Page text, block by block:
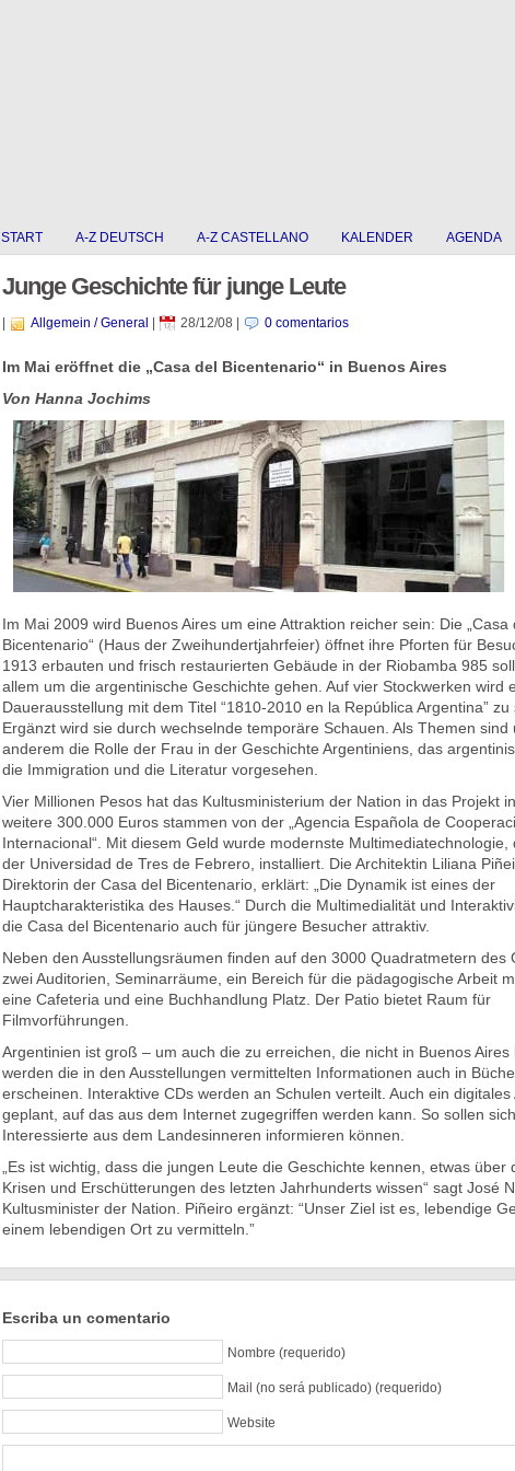
START A-Z DEUTSCH A-Z CASTELLANO KALENDER AGENDA
Junge Geschichte für junge Leute
Allgemein / General 28/12/08 0 comentarios
Im Mai eröffnet die „Casa del Bicentenario“ in Buenos Aires
Von Hanna Jochims
Im Mai 2009 wird Buenos Aires um eine Attraktion reicher sein: Die „Casa
Bicentenario“ (Haus der Zweihundertjahrfeier) öffnet ihre Pforten für
1913 erbauten und frisch restaurierten Gebäude in der Riobamba 985
allem um die argentinische Geschichte gehen. Auf vier Stockwerken wird
Dauerausstellung mit dem Titel “1810-2010 en la República Argentina” zu
Ergänzt wird sie durch wechselnde temporäre Schauen. Als Themen sind
anderem die Rolle der Frau in der Geschichte Argentiniens, das
die Immigration und die Literatur vorgesehen.
Vier Millionen Pesos hat das Kultusministerium der Nation in das Projekt
weitere 300.000 Euros stammen von der „Agencia Española de
Internacional“. Mit diesem Geld wurde modernste Multimediatechnologie,
der Universidad de Tres de Febrero, installiert. Die Architektin Liliana
Direktorin der Casa del Bicentenario, erklärt: „Die Dynamik ist eines der
Hauptcharakteristika des Hauses.“ Durch die Multimedialität und
die Casa del Bicentenario auch für jüngere Besucher attraktiv.
Neben den Ausstellungsräumen finden auf den 3000 Quadratmetern des
zwei Auditorien, Seminarräume, ein Bereich für die pädagogische Arbeit
eine Cafeteria und eine Buchhandlung Platz. Der Patio bietet Raum für
Filmvorführungen.
Argentinien ist groß – um auch die zu erreichen, die nicht in Buenos Aires
werden die in den Ausstellungen vermittelten Informationen auch in
erscheinen. Interaktive CDs werden an Schulen verteilt. Auch ein digitales
geplant, auf das aus dem Internet zugegriffen werden kann. So sollen
Interessierte aus dem Landesinneren informieren können.
„Es ist wichtig, dass die jungen Leute die Geschichte kennen, etwas über
Krisen und Erschütterungen des letzten Jahrhunderts wissen“ sagt José
Kultusminister der Nation. Piñeiro ergänzt: “Unser Ziel ist es, lebendige
einem lebendigen Ort zu vermitteln.”
Escriba un comentario
Nombre (requerido)
Mail (no será publicado) (requerido)
Website